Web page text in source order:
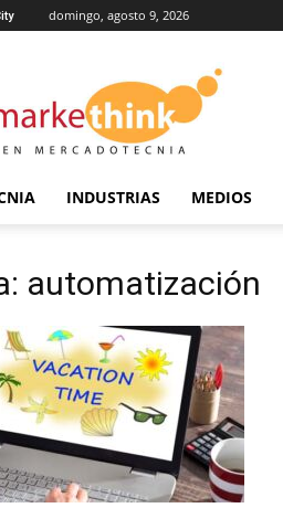
domingo, agosto 9, 2026
Markethink
INDUSTRIAS MEDIOS
automatización